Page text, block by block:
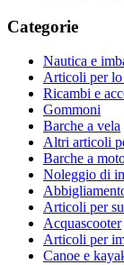
Categorie
Nautica e
Articoli per lo
Ricambi e
Gommoni
Barche a vela
Altri articoli
Barche a
Noleggio di
Articoli per
Acquascooter
Articoli per
Canoe e